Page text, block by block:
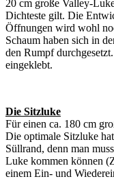
20 cm große Valley-
Dichteste gilt. Die
Öffnungen wird wohl
Schaum haben sich in
den Rumpf
eingeklebt.
Die Sitzluke
Für einen ca. 180 cm
Die optimale Sitzluke
Süllrand, denn man
Luke kommen können
einem Ein- und